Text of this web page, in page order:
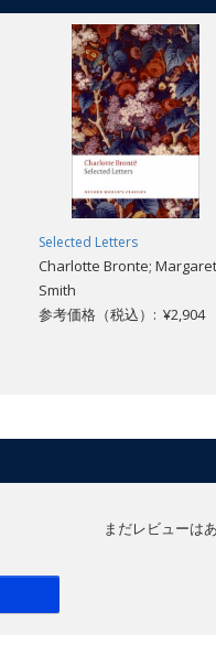
Selected Letters
Charlotte Bronte; Margaret
Smith
参考価格（税込）: ¥2,904
まだレビューは